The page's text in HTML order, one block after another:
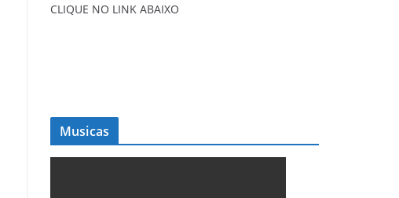
CLIQUE NO LINK ABAIXO
Musicas